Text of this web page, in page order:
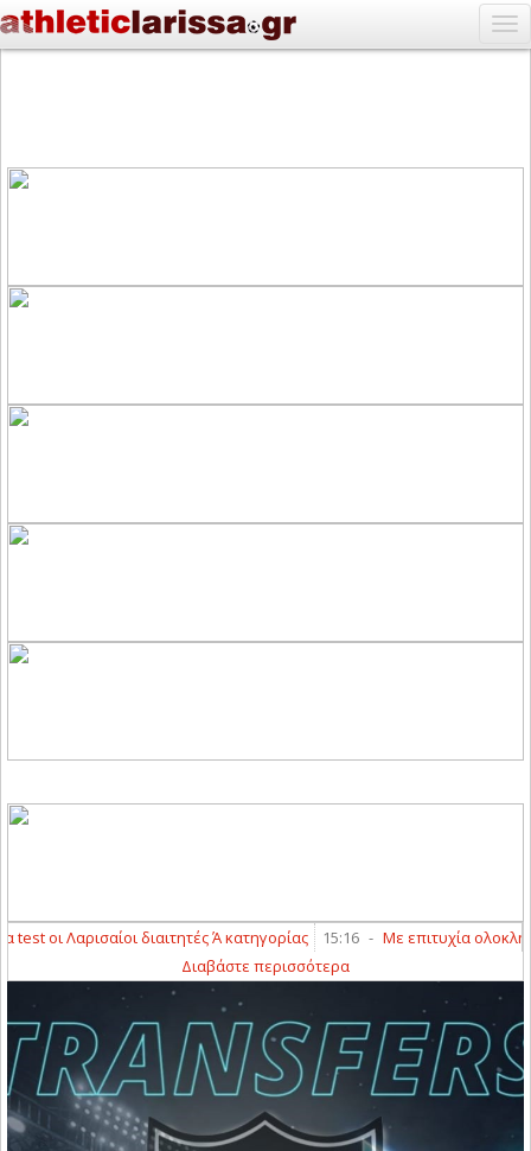
οι Λαρισαίοι διαιτητές Ά κατηγορίας 15:16 - Με επιτυχία
Διαβάστε περισσότερα